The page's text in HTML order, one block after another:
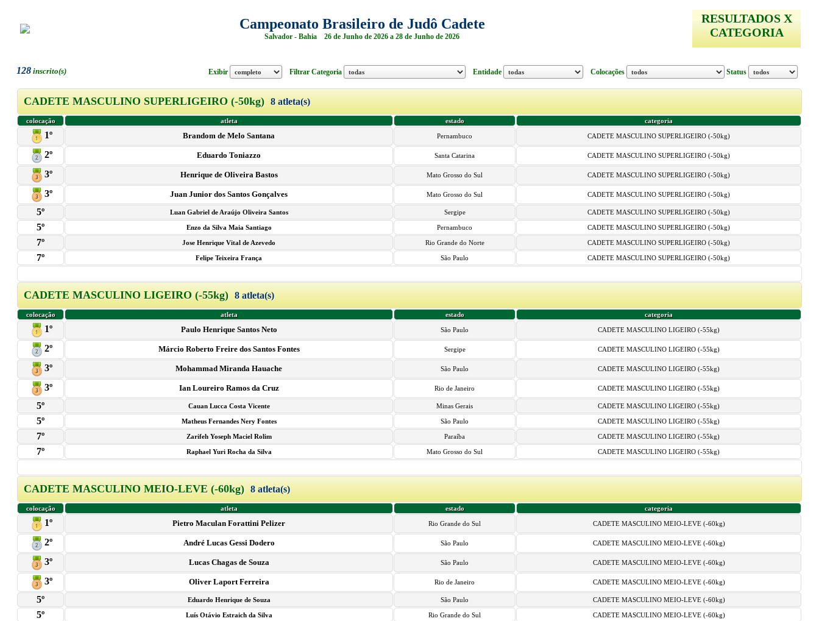
Campeonato Brasileiro de Judô Cadete
Salvador - Bahia 26 de Junho de 2026 a 28 de Junho de 2026
RESULTADOS X
CATEGORIA
128inscrito(s) Exibir Filtrar Categoria Entidade Colocações Status
CADETE MASCULINO SUPERLIGEIRO (-50kg)8 atleta(s)
colocação atleta estado categoria
1º Brandom de Melo Santana Pernambuco CADETE MASCULINO SUPERLIGEIRO (-50kg)
2º Eduardo Toniazzo Santa Catarina CADETE MASCULINO SUPERLIGEIRO (-50kg)
3º Henrique de Oliveira Bastos Mato Grosso do Sul CADETE MASCULINO SUPERLIGEIRO (-50kg)
3º Juan Junior dos Santos Gonçalves Mato Grosso do Sul CADETE MASCULINO SUPERLIGEIRO (-50kg)
5º Luan Gabriel de Araújo Oliveira Santos Sergipe CADETE MASCULINO SUPERLIGEIRO (-50kg)
5º Enzo da Silva Maia Santiago Pernambuco CADETE MASCULINO SUPERLIGEIRO (-50kg)
7º Jose Henrique Vital de Azevedo Rio Grande do Norte CADETE MASCULINO SUPERLIGEIRO (-50kg)
7º Felipe Teixeira França São Paulo CADETE MASCULINO SUPERLIGEIRO (-50kg)
CADETE MASCULINO LIGEIRO (-55kg)8 atleta(s)
colocação atleta estado categoria
1º Paulo Henrique Santos Neto São Paulo CADETE MASCULINO LIGEIRO (-55kg)
2º Márcio Roberto Freire dos Santos Fontes Sergipe CADETE MASCULINO LIGEIRO (-55kg)
3º Mohammad Miranda Hauache São Paulo CADETE MASCULINO LIGEIRO (-55kg)
3º Ian Loureiro Ramos da Cruz Rio de Janeiro CADETE MASCULINO LIGEIRO (-55kg)
5º Cauan Lucca Costa Vicente Minas Gerais CADETE MASCULINO LIGEIRO (-55kg)
5º Matheus Fernandes Nery Fontes São Paulo CADETE MASCULINO LIGEIRO (-55kg)
7º Zarifeh Yoseph Maciel Rolim Paraíba CADETE MASCULINO LIGEIRO (-55kg)
7º Raphael Yuri Rocha da Silva Mato Grosso do Sul CADETE MASCULINO LIGEIRO (-55kg)
CADETE MASCULINO MEIO-LEVE (-60kg)8 atleta(s)
colocação atleta estado categoria
1º Pietro Maculan Forattini Pelizer Rio Grande do Sul CADETE MASCULINO MEIO-LEVE (-60kg)
2º André Lucas Gessi Dodero São Paulo CADETE MASCULINO MEIO-LEVE (-60kg)
3º Lucas Chagas de Souza São Paulo CADETE MASCULINO MEIO-LEVE (-60kg)
3º Oliver Laport Ferreira Rio de Janeiro CADETE MASCULINO MEIO-LEVE (-60kg)
5º Eduardo Henrique de Souza São Paulo CADETE MASCULINO MEIO-LEVE (-60kg)
5º Luís Otávio Estraich da Silva Rio Grande do Sul CADETE MASCULINO MEIO-LEVE (-60kg)